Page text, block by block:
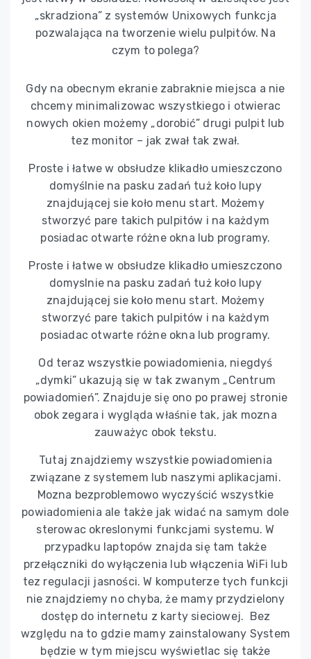
„skradziona” z systemów Unixowych funkcja
pozwalająca na tworzenie wielu pulpitów. Na
czym to polega?
Gdy na obecnym ekranie zabraknie miejsca a nie
chcemy minimalizowac wszystkiego i otwierac
nowych okien możemy „dorobić” drugi pulpit lub
tez monitor – jak zwał tak zwał.
Proste i łatwe w obsłudze klikadło umieszczono
domyślnie na pasku zadań tuż koło lupy
znajdującej sie koło menu start. Możemy
stworzyć pare takich pulpitów i na każdym
posiadac otwarte różne okna lub programy.
Proste i łatwe w obsłudze klikadło umieszczono
domyslnie na pasku zadań tuż koło lupy
znajdującej sie koło menu start. Możemy
stworzyć pare takich pulpitów i na każdym
posiadac otwarte różne okna lub programy.
Od teraz wszystkie powiadomienia, niegdyś
„dymki” ukazują się w tak zwanym „Centrum
powiadomień”. Znajduje się ono po prawej stronie
obok zegara i wygląda właśnie tak, jak mozna
zauważyc obok tekstu.
Tutaj znajdziemy wszystkie powiadomienia
związane z systemem lub naszymi aplikacjami.
Mozna bezproblemowo wyczyścić wszystkie
powiadomienia ale także jak widać na samym dole
sterowac okreslonymi funkcjami systemu. W
przypadku laptopów znajda się tam także
przełączniki do wyłączenia lub włączenia WiFi lub
tez regulacji jasności. W komputerze tych funkcji
nie znajdziemy no chyba, że mamy przydzielony
dostęp do internetu z karty sieciowej. Bez
względu na to gdzie mamy zainstalowany System
będzie w tym miejscu wyświetlac się także